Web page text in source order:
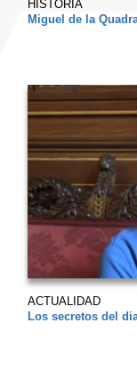
HISTORIA
Miguel de la
ACTUALIDAD
Los secretos del